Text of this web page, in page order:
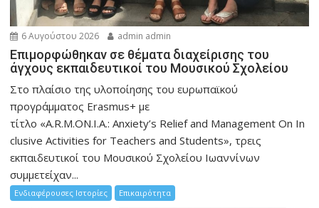
6 Αυγούστου 2026 admin admin
Eπιμορφώθηκαν σε θέματα διαχείρισης του
άγχους εκπαιδευτικοί του Μουσικού Σχολείου
Στο πλαίσιο της υλοποίησης του ευρωπαϊκού
προγράμματος Erasmus+ με
τίτλο «A.R.M.ON.I.A.: Anxiety’s Relief and Management On In
clusive Activities for Teachers and Students», τρεις
εκπαιδευτικοί του Μουσικού Σχολείου Ιωαννίνων
συμμετείχαν...
Ενδιαφέρουσες Ιστορίες Επικαιρότητα